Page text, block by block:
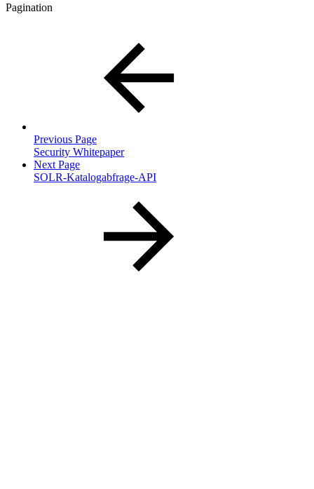
Pagination
Previous Page
Security Whitepaper
Next Page
SOLR-Katalogabfrage-API